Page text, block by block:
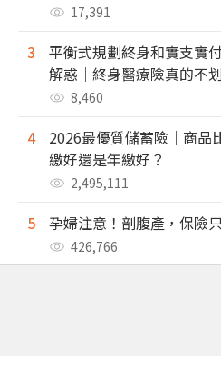
17,391
3
平衡式規劃終身和實支實
解惑｜終身醫療險真的不
8,460
4
2026最優質儲蓄險｜商品
繳好還是年繳好？
2,495,111
5 孕婦注意！剖腹產，保險
426,766